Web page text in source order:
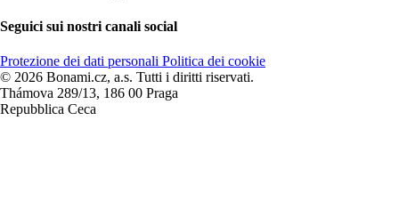
Seguici sui nostri canali social
Protezione dei dati personali Politica dei cookie
© 2026 Bonami.cz, a.s. Tutti i diritti riservati.
Thámova 289/13, 186 00 Praga
Repubblica Ceca